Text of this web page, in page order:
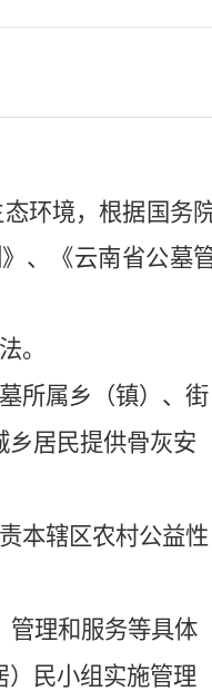
环境，根据国务
、《云南省公墓
。
所属乡（镇）、街
乡居民提供骨灰安
本辖区农村公益性
管理和服务等具体
）民小组实施管理